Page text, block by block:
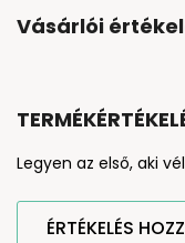
Vásárlói
Legyen az első, aki
ÉRTÉKELÉS